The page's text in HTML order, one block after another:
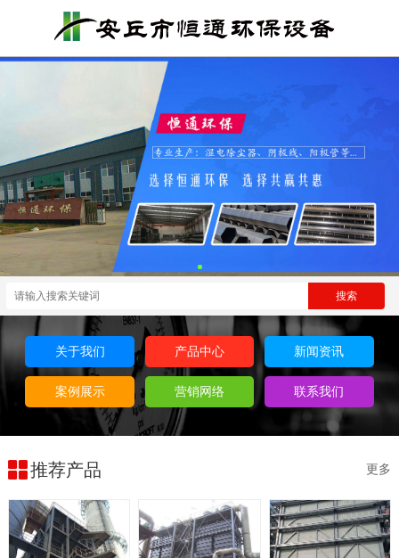
关于我们 产品中心 新闻资讯
案例展示 营销网络 联系我们
推荐产品 更多